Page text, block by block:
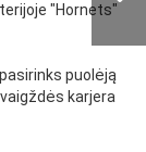
"Hornets"
puolėją
karjera